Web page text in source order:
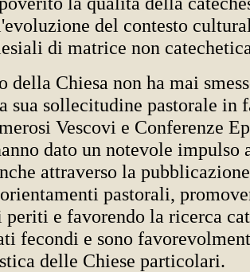
del contesto
di matrice non
della Chiesa non ha mai
sua sollecitudine pastorale in
Vescovi e Conferenze
dato un notevole impulso
attraverso la
pastorali,
e favorendo la ricerca
fecondi e sono
delle Chiese particolari.